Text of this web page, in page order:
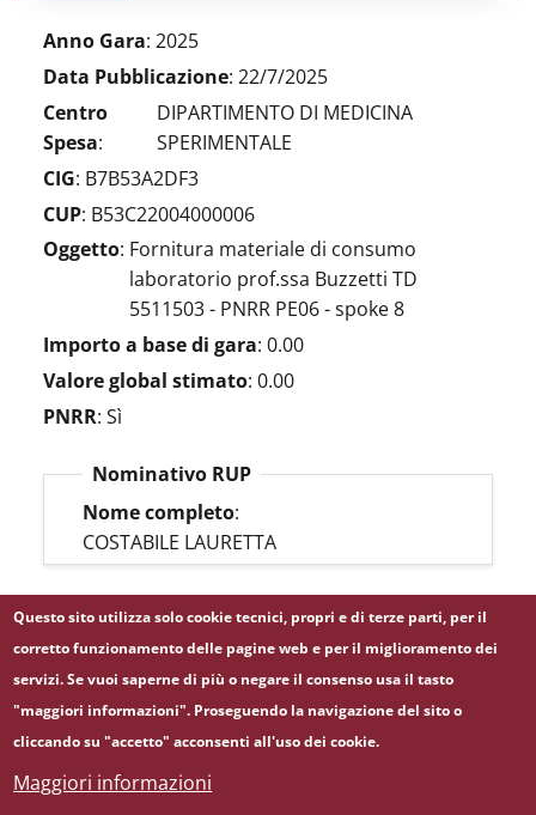
Anno Gara: 2025
Data Pubblicazione: 22/7/2025
Centro
Spesa:
DIPARTIMENTO DI MEDICINA
SPERIMENTALE
CIG: B7B53A2DF3
CUP: B53C22004000006
Oggetto: Fornitura materiale di consumo
laboratorio prof.ssa Buzzetti TD
5511503 - PNRR PE06 - spoke 8
Importo a base di gara: 0.00
Valore global stimato: 0.00
PNRR: Sì
Nominativo RUP
Nome completo:
COSTABILE LAURETTA
LINK BDNCP
© Università degli Studi di Roma "La Sapienza" -
Questo sito utilizza solo cookie tecnici, propri e di terze parti, per il
corretto funzionamento delle pagine web e per il miglioramento dei
servizi. Se vuoi saperne di più o negare il consenso usa il tasto
"maggiori informazioni". Proseguendo la navigazione del sito o
cliccando su "accetto" acconsenti all'uso dei cookie.
Maggiori informazioni